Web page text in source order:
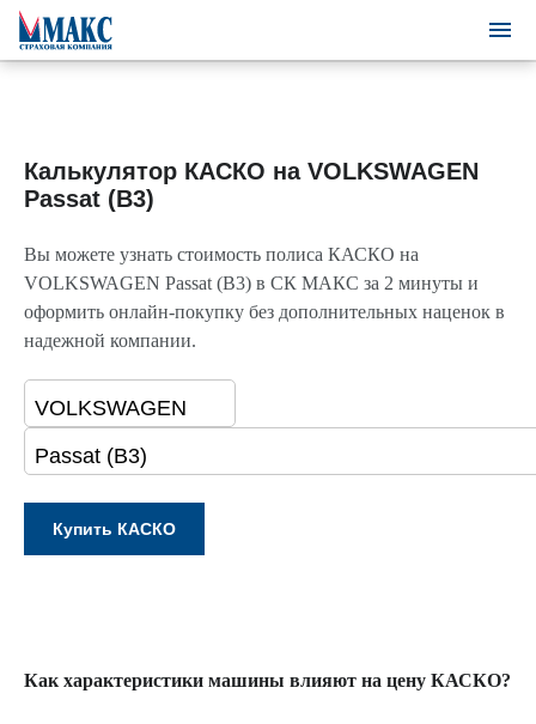
Калькулятор КАСКО на VOLKSWAGEN
Passat (B3)
Вы можете узнать стоимость полиса КАСКО на
VOLKSWAGEN Passat (B3) в СК МАКС за 2 минуты и
оформить онлайн-покупку без дополнительных наценок в
надежной компании.
Как характеристики машины влияют на цену КАСКО?